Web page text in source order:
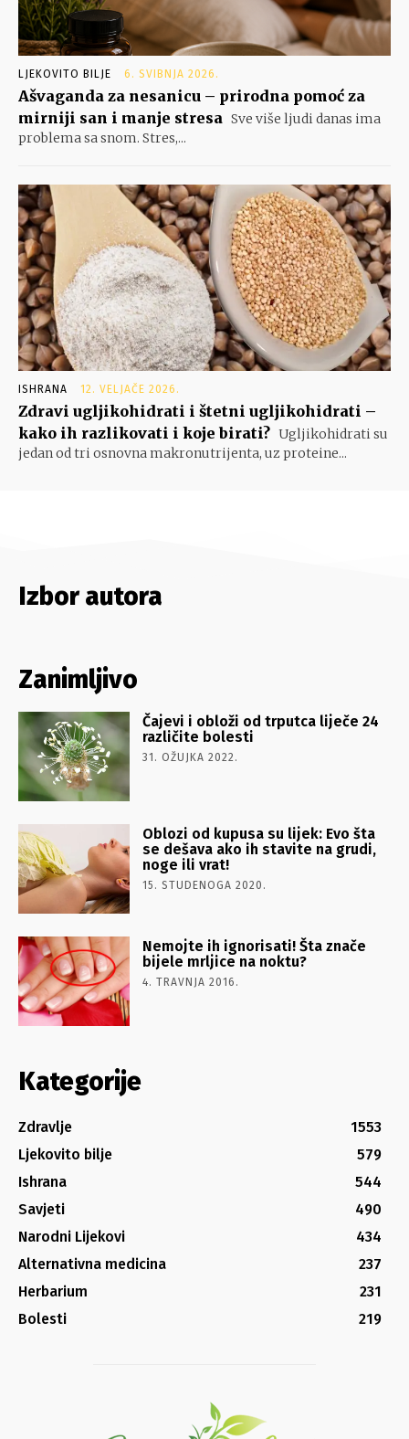
LJEKOVITO BILJE 6. SVIBNJA 2026.
Ašvaganda za nesanicu – prirodna pomoć za
mirniji san i manje stresa Sve više ljudi danas ima
problema sa snom. Stres,...
ISHRANA 12. VELJAČE 2026.
Zdravi ugljikohidrati i štetni ugljikohidrati –
kako ih razlikovati i koje birati? Ugljikohidrati su
jedan od tri osnovna makronutrijenta, uz proteine...
Izbor autora
Zanimljivo
Čajevi i obloži od trputca liječe 24
različite bolesti
31. OŽUJKA 2022.
Oblozi od kupusa su lijek: Evo šta
se dešava ako ih stavite na grudi,
noge ili vrat!
15. STUDENOGA 2020.
Nemojte ih ignorisati! Šta znače
bijele mrljice na noktu?
4. TRAVNJA 2016.
Kategorije
Zdravlje
1553
Ljekovito bilje
579
Ishrana
544
Savjeti
490
Narodni Lijekovi
434
Alternativna medicina
237
Herbarium
231
Bolesti
219